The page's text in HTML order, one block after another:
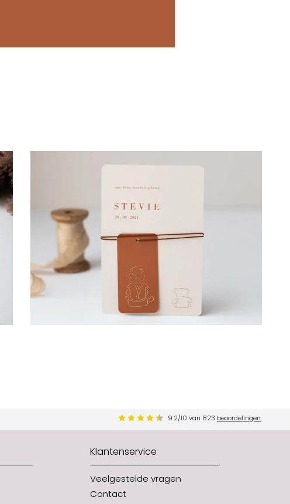
9.2/10 van 823 beoordelingen.
Klantenservice
Veelgestelde vragen
Contact